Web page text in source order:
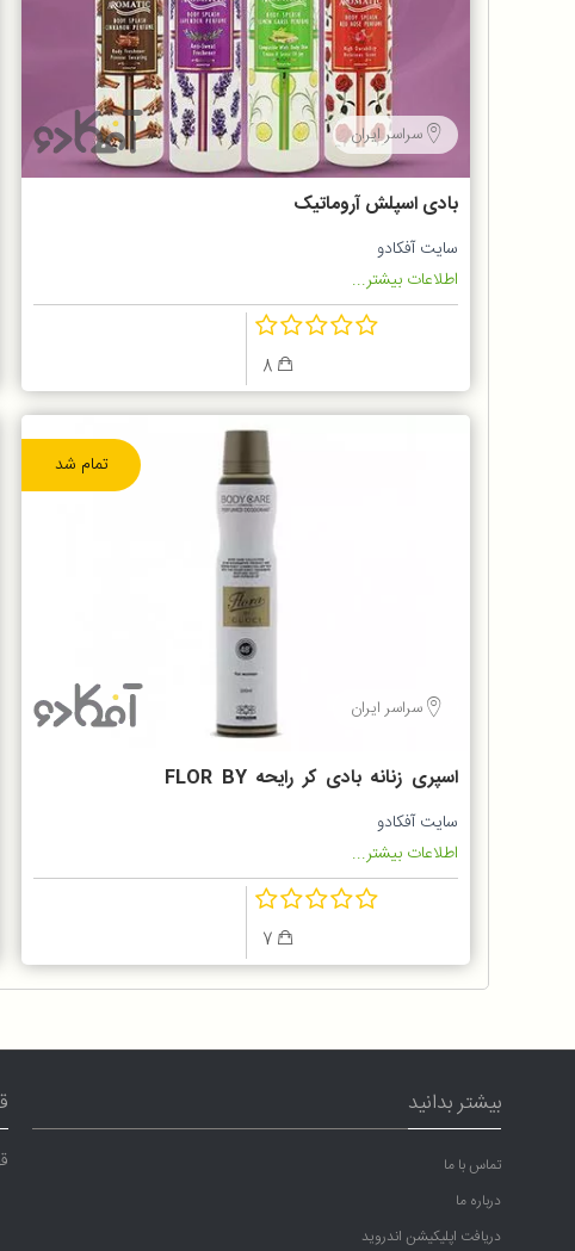
سراسر ایران
بادی اسپلش آروماتیک
سایت آفکادو
اطلاعات بیشتر...
تمام شد
سراسر ایران
اسپری زنانه بادی کر رایحه FLOR BY
Gucci با تخفیف ویژه
سایت آفکادو
اطلاعات بیشتر...
بیشتر بدانید
تماس با ما
درباره ما
دریافت اپلیکیشن اندروید